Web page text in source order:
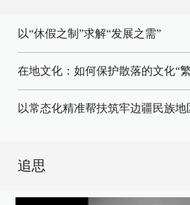
以“休假之制”求解“发展之需”
在地文化：如何保护散落的文化“
以常态化精准帮扶筑牢边疆民族
追思